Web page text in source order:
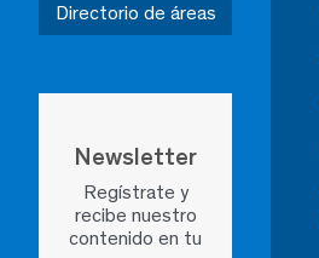
Directorio de áreas
Newsletter
Regístrate y
recibe nuestro
contenido en tu